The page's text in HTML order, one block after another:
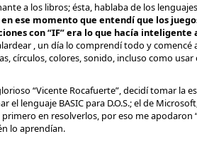
a los libros; ésta, hablaba de los
ese momento que entendí que los
con “IF” era lo que hacía inteligente
, un día lo comprendí todo y
círculos, colores, sonido, incluso como
“Vicente Rocafuerte”, decidí tomar la
lenguaje BASIC para D.O.S.; el de
en resolverlos, por eso me apodaron
lo aprendían.